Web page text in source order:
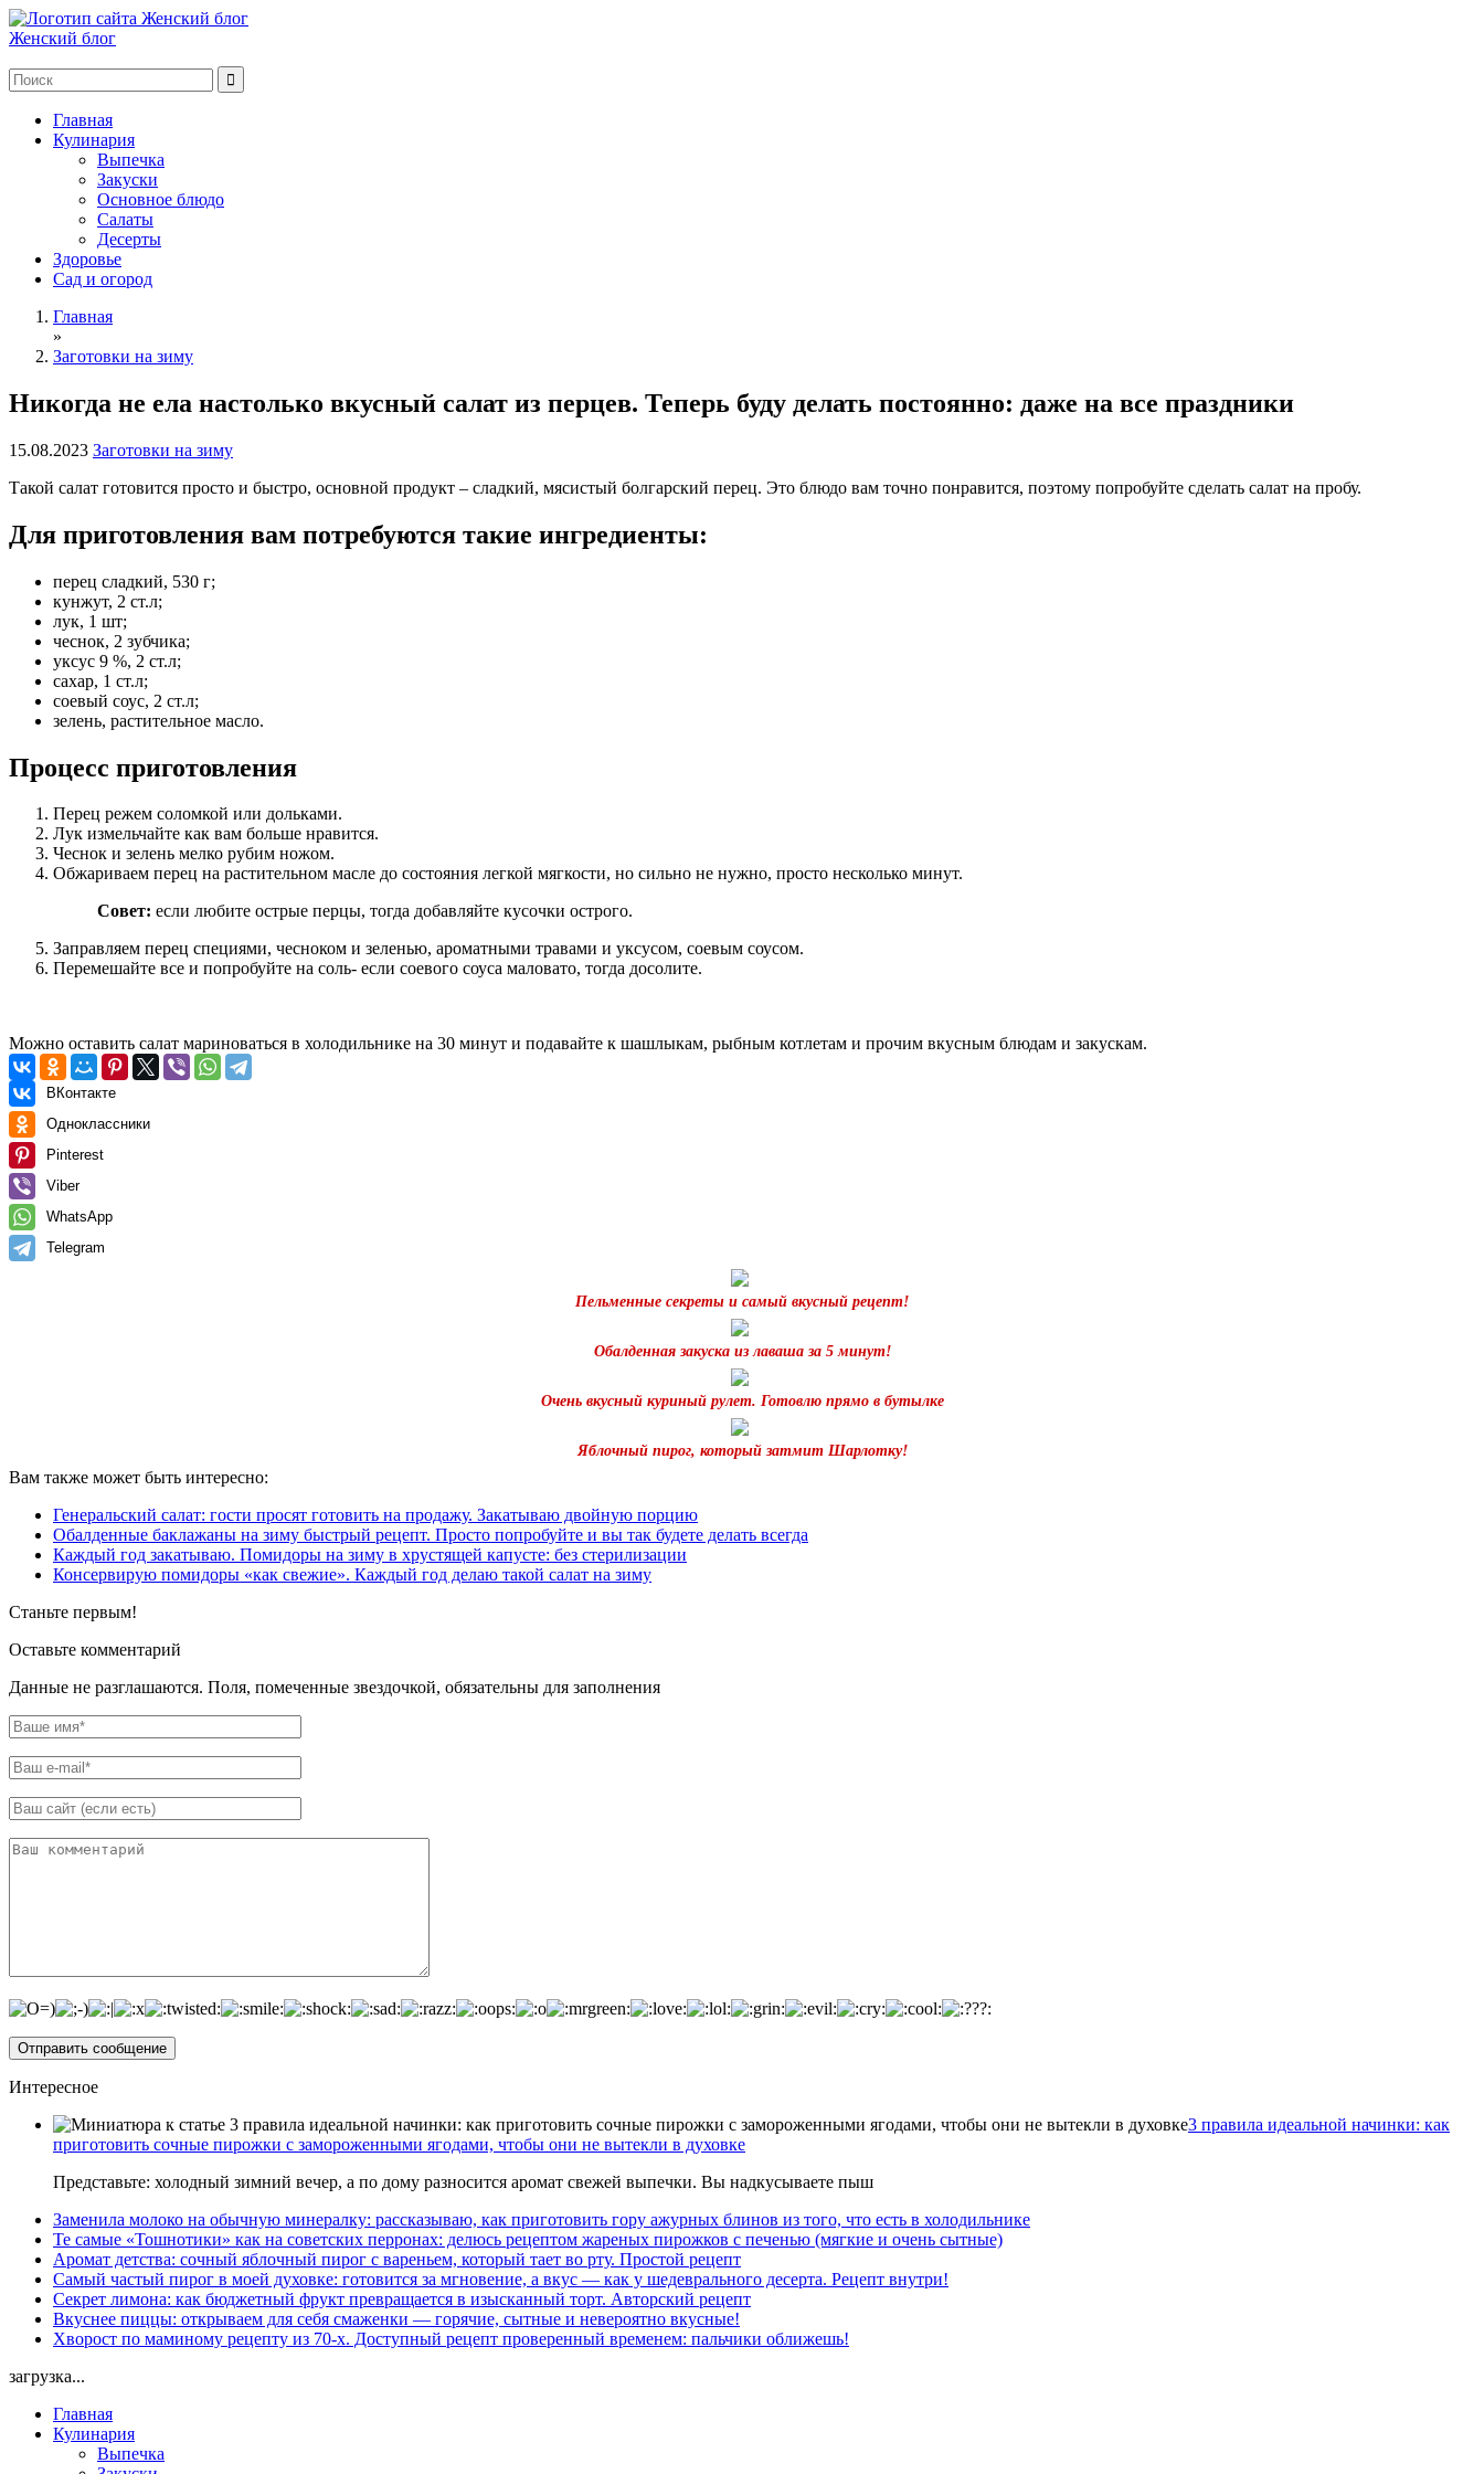
Женский блог
Главная
Кулинария
Выпечка
Закуски
Основное блюдо
Салаты
Десерты
Здоровье
Сад и огород
Главная
»
Заготовки на зиму
Никогда не ела настолько вкусный салат из перцев. Теперь буду делать постоянно: даже на все праздники
15.08.2023 Заготовки на зиму
Такой салат готовится просто и быстро, основной продукт – сладкий, мясистый болгарский перец. Это блюдо вам точно понравится, поэтому попробуйте сделать салат на пробу.
Для приготовления вам потребуются такие ингредиенты:
перец сладкий, 530 г;
кунжут, 2 ст.л;
лук, 1 шт;
чеснок, 2 зубчика;
уксус 9 %, 2 ст.л;
сахар, 1 ст.л;
соевый соус, 2 ст.л;
зелень, растительное масло.
Процесс приготовления
Перец режем соломкой или дольками.
Лук измельчайте как вам больше нравится.
Чеснок и зелень мелко рубим ножом.
Обжариваем перец на растительном масле до состояния легкой мягкости, но сильно не нужно, просто несколько минут.
Совет: если любите острые перцы, тогда добавляйте кусочки острого.
Заправляем перец специями, чесноком и зеленью, ароматными травами и уксусом, соевым соусом.
Перемешайте все и попробуйте на соль- если соевого соуса маловато, тогда досолите.
Можно оставить салат мариноваться в холодильнике на 30 минут и подавайте к шашлыкам, рыбным котлетам и прочим вкусным блюдам и закускам.
ВКонтакте
Одноклассники
Pinterest
Viber
WhatsApp
Telegram
Пельменные секреты и самый вкусный рецепт!
Обалденная закуска из лаваша за 5 минут!
Очень вкусный куриный рулет. Готовлю прямо в бутылке
Яблочный пирог, который затмит Шарлотку!
Вам также может быть интересно:
Генеральский салат: гости просят готовить на продажу. Закатываю двойную порцию
Обалденные баклажаны на зиму быстрый рецепт. Просто попробуйте и вы так будете делать всегда
Каждый год закатываю. Помидоры на зиму в хрустящей капусте: без стерилизации
Консервирую помидоры «как свежие». Каждый год делаю такой салат на зиму
Станьте первым!
Оставьте комментарий
Данные не разглашаются. Поля, помеченные звездочкой, обязательны для заполнения
Интересное
3 правила идеальной начинки: как
приготовить сочные пирожки с замороженными ягодами, чтобы они не вытекли в духовке
Представьте: холодный зимний вечер, а по дому разносится аромат свежей выпечки. Вы надкусываете пыш
Заменила молоко на обычную минералку: рассказываю, как приготовить гору ажурных блинов из того, что есть в холодильнике
Те самые «Тошнотики» как на советских перронах: делюсь рецептом жареных пирожков с печенью (мягкие и очень сытные)
Аромат детства: сочный яблочный пирог с вареньем, который тает во рту. Простой рецепт
Самый частый пирог в моей духовке: готовится за мгновение, а вкус — как у шедеврального десерта. Рецепт внутри!
Секрет лимона: как бюджетный фрукт превращается в изысканный торт. Авторский рецепт
Вкуснее пиццы: открываем для себя смаженки — горячие, сытные и невероятно вкусные!
Хворост по маминому рецепту из 70-х. Доступный рецепт проверенный временем: пальчики оближешь!
загрузка...
Главная
Кулинария
Выпечка